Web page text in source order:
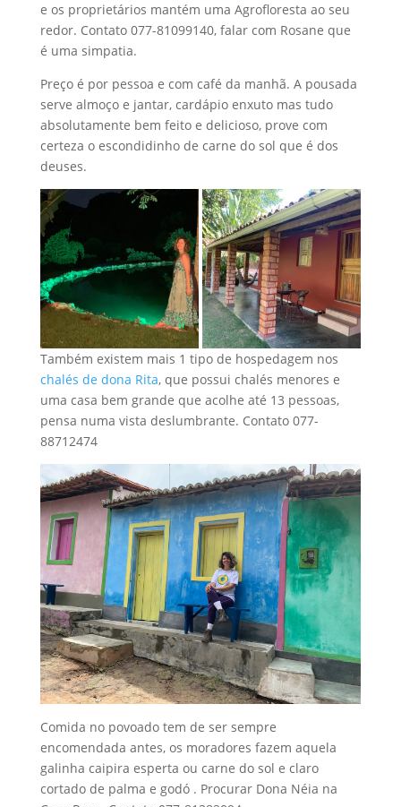
e os proprietários mantém uma Agrofloresta ao seu
redor. Contato 077-81099140, falar com Rosane que
é uma simpatia.
Preço é por pessoa e com café da manhã. A pousada
serve almoço e jantar, cardápio enxuto mas tudo
absolutamente bem feito e delicioso, prove com
certeza o escondidinho de carne do sol que é dos
deuses.
Também existem mais 1 tipo de hospedagem nos
chalés de dona Rita, que possui chalés menores e
uma casa bem grande que acolhe até 13 pessoas,
pensa numa vista deslumbrante. Contato 077-
88712474
Comida no povoado tem de ser sempre
encomendada antes, os moradores fazem aquela
galinha caipira esperta ou carne do sol e claro
cortado de palma e godó . Procurar Dona Néia na